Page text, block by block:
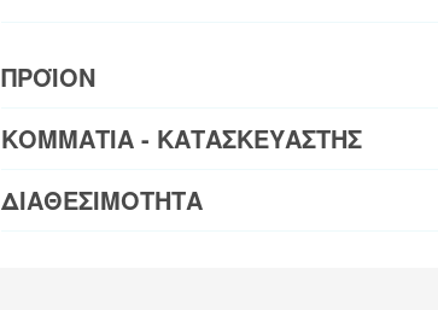
ΠΡΟΪΟΝ
ΚΟΜΜΑΤΙΑ - ΚΑΤΑΣΚΕΥΑΣΤΗΣ
ΔΙΑΘΕΣΙΜΟΤΗΤΑ